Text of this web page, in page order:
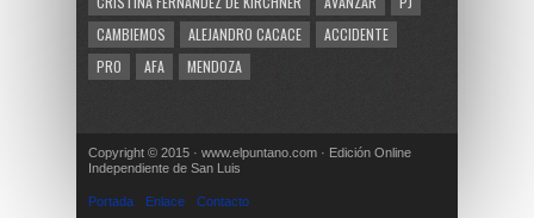
CAMBIEMOS
ALEJANDRO CACACE
ACCIDENTE
PRO
AFA MENDOZA
Copyright © 2015 · www.elpuntano.com · Edición Online
Independiente de San Luis
Portada Enlace Contacto